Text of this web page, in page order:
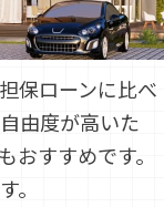
保ローンに比べ
由度が高いた
おすすめです。
。